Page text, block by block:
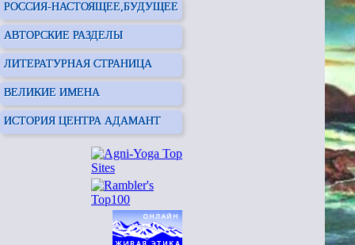
РОССИЯ-НАСТОЯЩЕЕ,БУДУЩЕЕ
АВТОРСКИЕ РАЗДЕЛЫ
ЛИТЕРАТУРНАЯ СТРАНИЦА
ВЕЛИКИЕ ИМЕНА
ИСТОРИЯ ЦЕНТРА АДАМАНТ